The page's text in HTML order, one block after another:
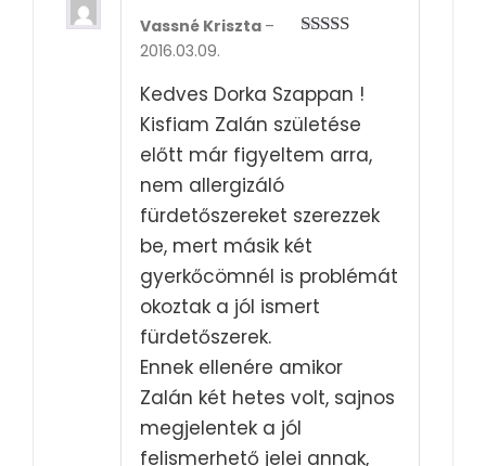
Vassné Kriszta –
2016.03.09.
Kedves Dorka Szappan !
Kisfiam Zalán születése
előtt már figyeltem arra,
nem allergizáló
fürdetőszereket szerezzek
be, mert másik két
gyerkőcömnél is problémát
okoztak a jól ismert
fürdetőszerek.
Ennek ellenére amikor
Zalán két hetes volt, sajnos
megjelentek a jól
felismerhető jelei annak,